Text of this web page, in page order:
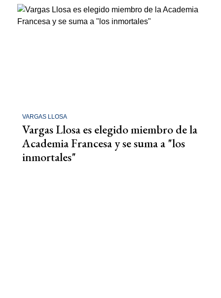
VARGAS LLOSA
Vargas Llosa es elegido miembro de la
Academia Francesa y se suma a "los
inmortales"